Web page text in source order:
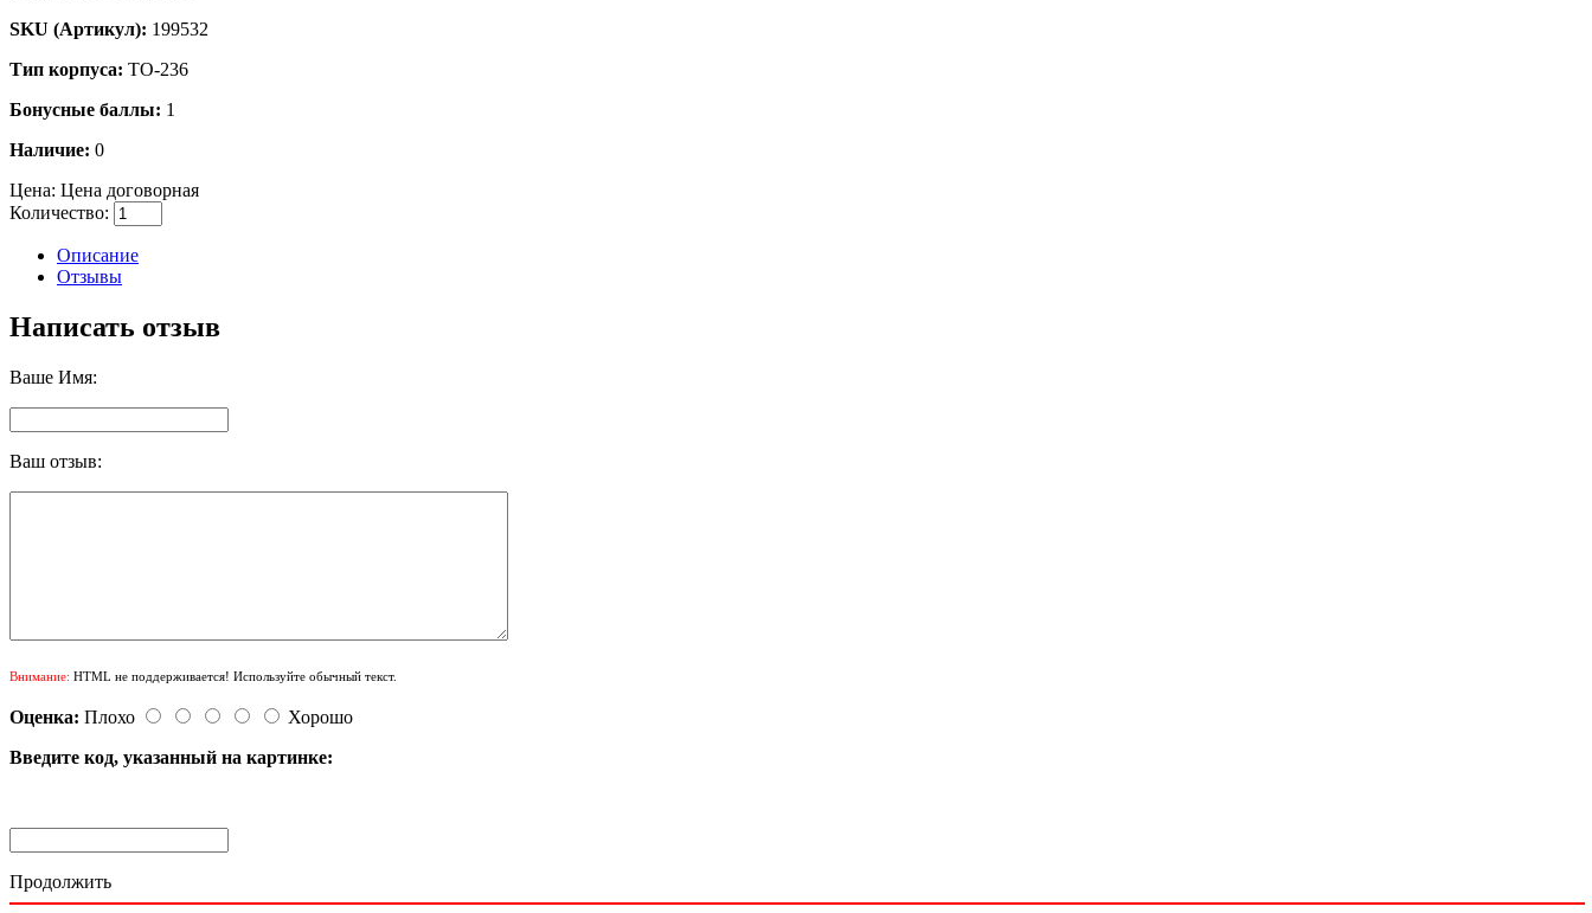
SKU (Артикул): 199532
Тип корпуса: TO-236
Бонусные баллы: 1
Наличие: 0
Цена: Цена договорная
Количество:
Описание
Отзывы
Написать отзыв
Ваше Имя:
Ваш отзыв:
Внимание: HTML не поддерживается! Используйте обычный текст.
Оценка: Плохо
Хорошо
Введите код, указанный на картинке:
Продолжить